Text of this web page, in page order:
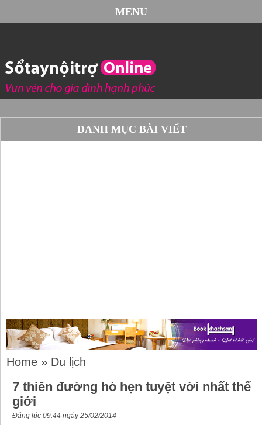
MENU
DANH MỤC BÀI VIẾT
Home » Du lịch
7 thiên đường hò hẹn tuyệt vời nhất thế
giới
Đăng lúc 09:44 ngày 25/02/2014